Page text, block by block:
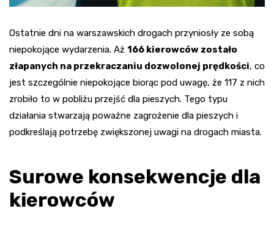
Ostatnie dni na warszawskich drogach przyniosły ze sobą
niepokojące wydarzenia. Aż 166 kierowców zostało
złapanych na przekraczaniu dozwolonej prędkości, co
jest szczególnie niepokojące biorąc pod uwagę, że 117 z nich
zrobiło to w pobliżu przejść dla pieszych. Tego typu
działania stwarzają poważne zagrożenie dla pieszych i
podkreślają potrzebę zwiększonej uwagi na drogach miasta.
Surowe konsekwencje dla
kierowców